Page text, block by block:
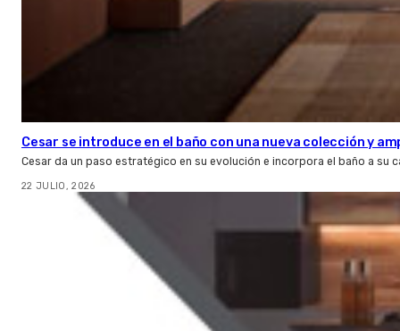
Cesar se introduce en el baño con una nueva colección y
Cesar da un paso estratégico en su evolución e incorpora el baño a su
22 JULIO, 2026